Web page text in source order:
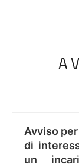
Avviso
di
un